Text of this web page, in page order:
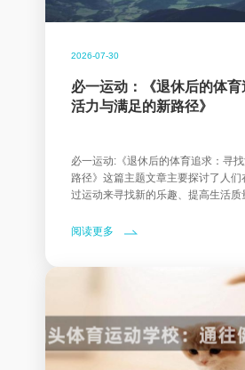
2026-07-30
必一运动：《退休后的体
活力与满足的新路径》
必一运动:《退休后的体育追求：寻
路径》这篇主题文章主要探讨了人们
过运动来寻找新的乐趣、提高生活质
阅读更多